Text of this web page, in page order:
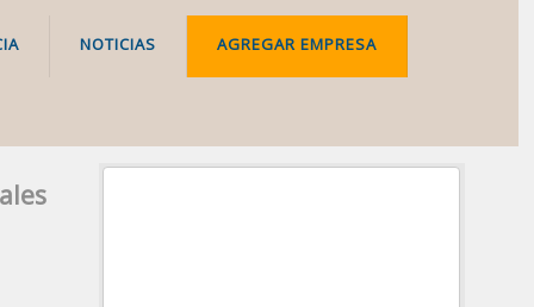
NOTICIAS AGREGAR EMPRESA